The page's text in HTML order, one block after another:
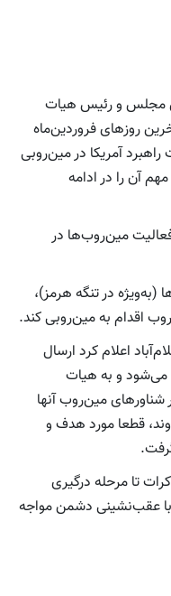
مجلس و رئیس هیات
روزهای فروردین‌ماه
راهبرد آمریکا در مین‌روبی
آن را در ادامه
فعالیت مین‌روب‌ها در
(به‌ویژه در تنگه هرمز)،
اقدام به مین‌روبی کند.
اعلام کرد ارسال
و به هیات
شناورهای مین‌روب آنها
قطعا مورد هدف و
تا مرحله درگیری
با عقب‌نشینی دشمن مواجه